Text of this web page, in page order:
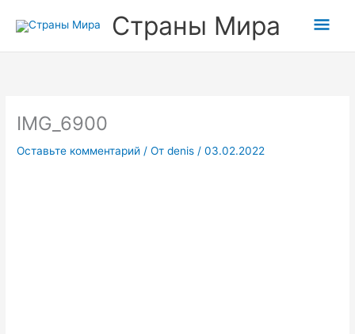
Страны Мира
IMG_6900
Оставьте комментарий / Отdenis/03.02.2022